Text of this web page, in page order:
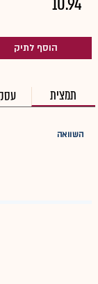
הוסף לתיק
תמצית
השוואה